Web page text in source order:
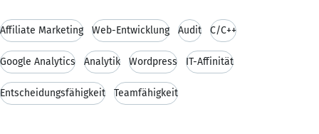
Affiliate Marketing Web-Entwicklung Audit C/C++
Google Analytics Analytik Wordpress IT-Affinität
Entscheidungsfähigkeit Teamfähigkeit